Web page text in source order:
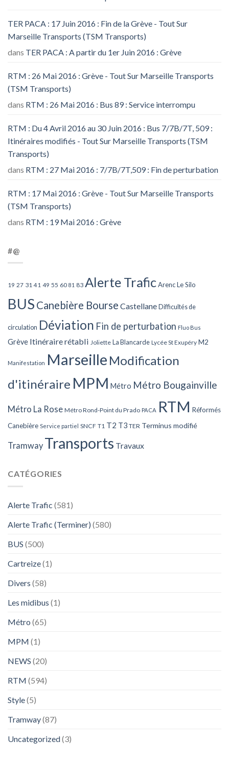
TER PACA : 17 Juin 2016 : Fin de la Grève - Tout Sur
Marseille Transports (TSM Transports)
dans TER PACA : A partir du 1er Juin 2016 : Grève
RTM : 26 Mai 2016 : Grève - Tout Sur Marseille Transports
(TSM Transports)
dans RTM : 26 Mai 2016 : Bus 89 : Service interrompu
RTM : Du 4 Avril 2016 au 30 Juin 2016 : Bus 7/7B/7T, 509 :
Itinéraires modifiés - Tout Sur Marseille Transports (TSM
Transports)
dans RTM : 27 Mai 2016 : 7/7B/7T,509 : Fin de perturbation
RTM : 17 Mai 2016 : Grève - Tout Sur Marseille Transports
(TSM Transports)
dans RTM : 19 Mai 2016 : Grève
#@
19 27 31 41 49 55 60 81 83 Alerte TraficArenc Le Silo
BUS Canebière Bourse Castellane Difficultés de
circulation Déviation Fin de perturbation Fluo Bus
Grève Itinéraire rétabli Joliette La Blancarde Lycée St Exupéry M2
Manifestation Marseille Modification
d'itinéraire MPM Métro Métro Bougainville
Métro La Rose Métro Rond-Point du Prado PACA RTM Réformés
Canebière Service partiel SNCF T1 T2 T3 TER Terminus modifié
Tramway Transports Travaux
CATÉGORIES
Alerte Trafic (581)
Alerte Trafic (Terminer) (580)
BUS (500)
Cartreize(1)
Divers (58)
Les midibus (1)
Métro (65)
MPM (1)
NEWS (20)
RTM (594)
Style(5)
Tramway(87)
Uncategorized(3)